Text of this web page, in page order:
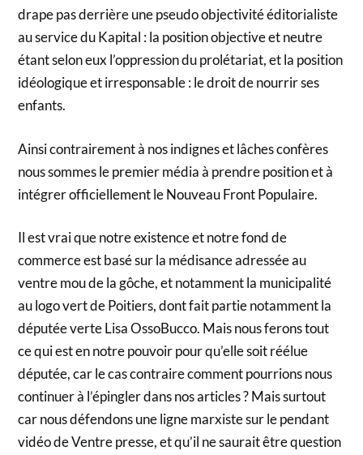
drape pas derrière une pseudo objectivité éditorialiste
au service du Kapital : la position objective et neutre
étant selon eux l’oppression du prolétariat, et la position
idéologique et irresponsable : le droit de nourrir ses
enfants.
Ainsi contrairement à nos indignes et lâches confères
nous sommes le premier média à prendre position et à
intégrer officiellement le Nouveau Front Populaire.
Il est vrai que notre existence et notre fond de
commerce est basé sur la médisance adressée au
ventre mou de la gôche, et notamment la municipalité
au logo vert de Poitiers, dont fait partie notamment la
députée verte Lisa OssoBucco. Mais nous ferons tout
ce qui est en notre pouvoir pour qu’elle soit réélue
députée, car le cas contraire comment pourrions nous
continuer à l’épingler dans nos articles ? Mais surtout
car nous défendons une ligne marxiste sur le pendant
vidéo de Ventre presse, et qu’il ne saurait être question